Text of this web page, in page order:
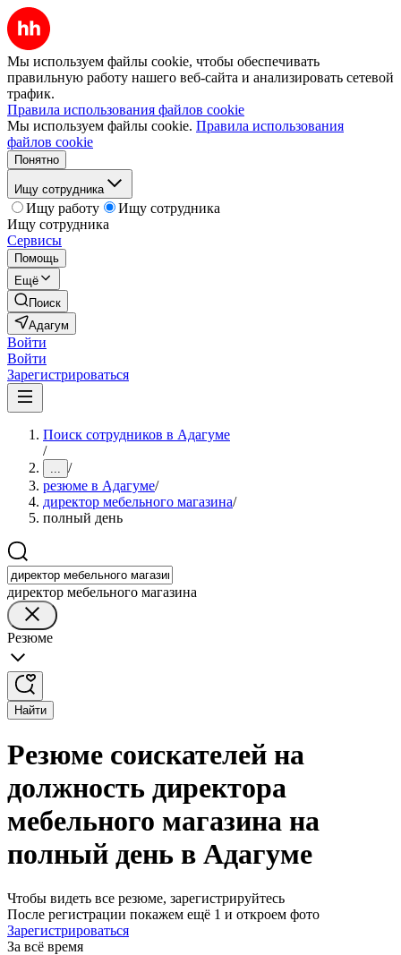
Мы используем файлы cookie, чтобы обеспечивать
правильную работу нашего веб-сайта и анализировать сетевой
трафик.
Правила использования файлов cookie
Мы используем файлы cookie. Правила использования
файлов cookie
Понятно
Ищу сотрудника
Ищу работу
Ищу сотрудника
Ищу сотрудника
Сервисы
Помощь
Ещё
Поиск
Адагум
Войти
Войти
Зарегистрироваться
Поиск сотрудников в Адагуме
/
... /
резюме в Адагуме/
директор мебельного магазина/
полный день
директор мебельного магазина
Резюме
Найти
Резюме соискателей на
должность директора
мебельного магазина на
полный день в Адагуме
Чтобы видеть все резюме, зарегистрируйтесь
После регистрации покажем ещё 1 и откроем фото
Зарегистрироваться
За всё время